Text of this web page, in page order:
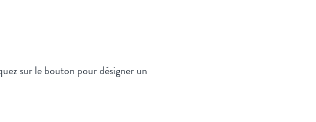
sur le bouton pour désigner un